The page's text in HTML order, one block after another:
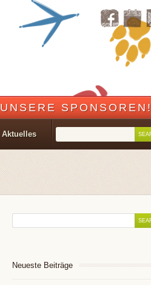
UNSERE SPONSOREN!
Aktuelles
Neueste Beiträge